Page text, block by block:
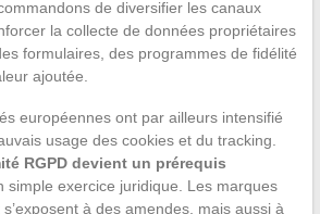
de diversifier les canaux
la collecte de données propriétaires
formulaires, des programmes de fidélité
ajoutée.
européennes ont par ailleurs intensifié
usage des cookies et du tracking.
RGPD devient un prérequis
simple exercice juridique. Les marques
à des amendes, mais aussi à